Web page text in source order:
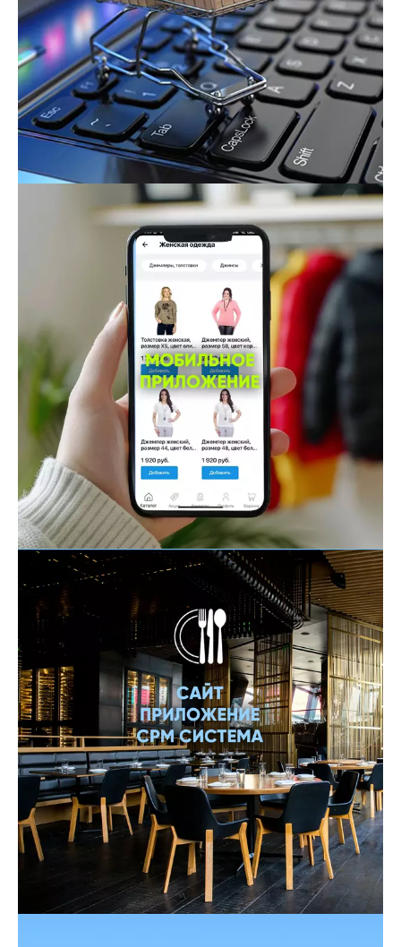
Интернет-магазин
Онлайн торговля
Мобильное приложение
Онлайн торговля